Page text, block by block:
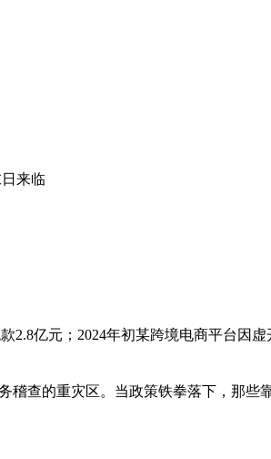
来临
亿元；2024年初某跨境电商平台因
查的重灾区。当政策铁拳落下，那些